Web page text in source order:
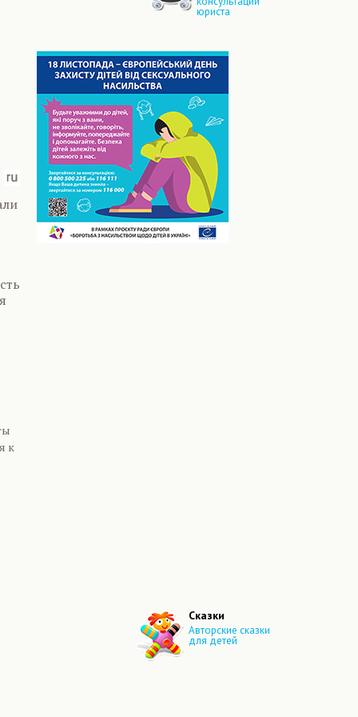
юриста
к
Сказки
Авторские сказки
для детей